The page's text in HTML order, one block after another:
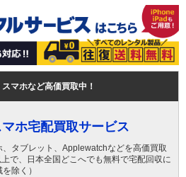
マホなど高価買取中！
ホ宅配買取サービス
タブレット、Applewatchなどを高価買取
で、日本全国どこへでも無料で宅配回収に
除く）